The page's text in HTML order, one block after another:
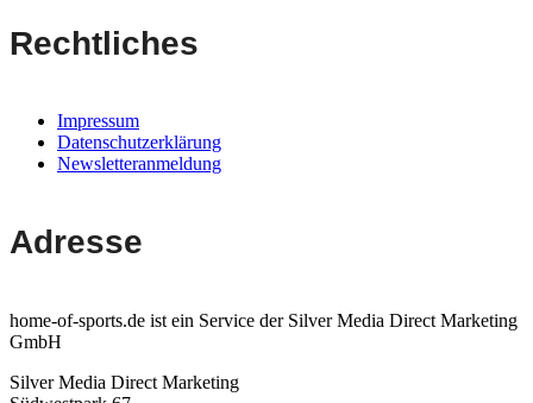
Rechtliches
Impressum
Datenschutzerklärung
Newsletteranmeldung
Adresse
home-of-sports.de ist ein Service der Silver Media Direct Marketing
GmbH
Silver Media Direct Marketing